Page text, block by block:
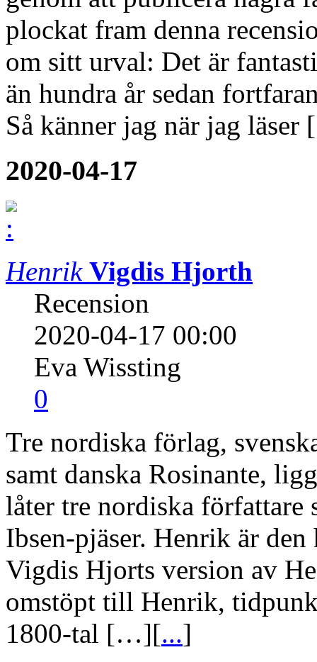
plockat fram denna
om sitt urval: Det är
än hundra år sedan
Så känner jag när jag
2020-04-17
Henrik Vigdis Hjorth
Recension
2020-04-17 00:00
Eva Wissting
0
Tre nordiska förlag,
samt danska Rosinante,
låter tre nordiska
Ibsen-pjäser. Henrik är
Vigdis Hjorts version av
omstöpt till Henrik,
1800-tal […][...]